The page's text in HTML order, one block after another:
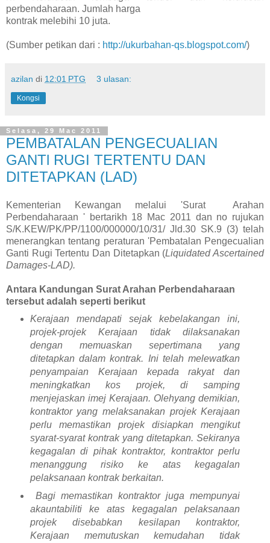
perbendaharaan. Jumlah harga
kontrak melebihi 10 juta.
(Sumber petikan dari : http://ukurbahan-qs.blogspot.com/)
azilan di 12:01 PTG 3 ulasan:
Kongsi
Selasa, 29 Mac 2011
PEMBATALAN PENGECUALIAN
GANTl RUGI TERTENTU DAN
DITETAPKAN (LAD)
Kementerian Kewangan melalui 'Surat Arahan
Perbendaharaan ' bertarikh 18 Mac 2011 dan no rujukan
S/K.KEW/PK/PP/1100/000000/10/31/ Jld.30 SK.9 (3) telah
menerangkan tentang peraturan 'Pembatalan Pengecualian
Ganti Rugi Tertentu Dan Ditetapkan (Liquidated Ascertained
Damages-LAD).
Antara Kandungan Surat Arahan Perbendaharaan
tersebut adalah seperti berikut
Kerajaan mendapati sejak kebelakangan ini,
projek-projek Kerajaan tidakdilaksanakan
dengan memuaskan sepertimana yang
ditetapkan dalamkontrak. Ini telah melewatkan
penyampaian Kerajaan kepada rakyat dan
meningkatkan kos projek, di samping
menjejaskan imej Kerajaan. Olehyang demikian,
kontraktor yang melaksanakan projek Kerajaan
perlu memastikan projek disiapkan mengikut
syarat-syarat kontrak yangditetapkan. Sekiranya
kegagalan di pihak kontraktor, kontraktor perlu
menanggung risiko ke atas kegagalan
pelaksanaan kontrak berkaitan.
Bagi memastikan kontraktor juga mempunyai
akauntabiliti ke ataskegagalan pelaksanaan
projek disebabkan kesilapan kontraktor,
Kerajaan memutuskan kemudahan tidak